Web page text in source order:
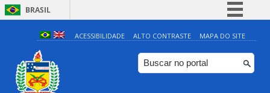
BRASIL
Simplifique!
Comunica BR
Participe
ACESSIBILIDADE ALTO CONTRASTE MAPA DO SITE